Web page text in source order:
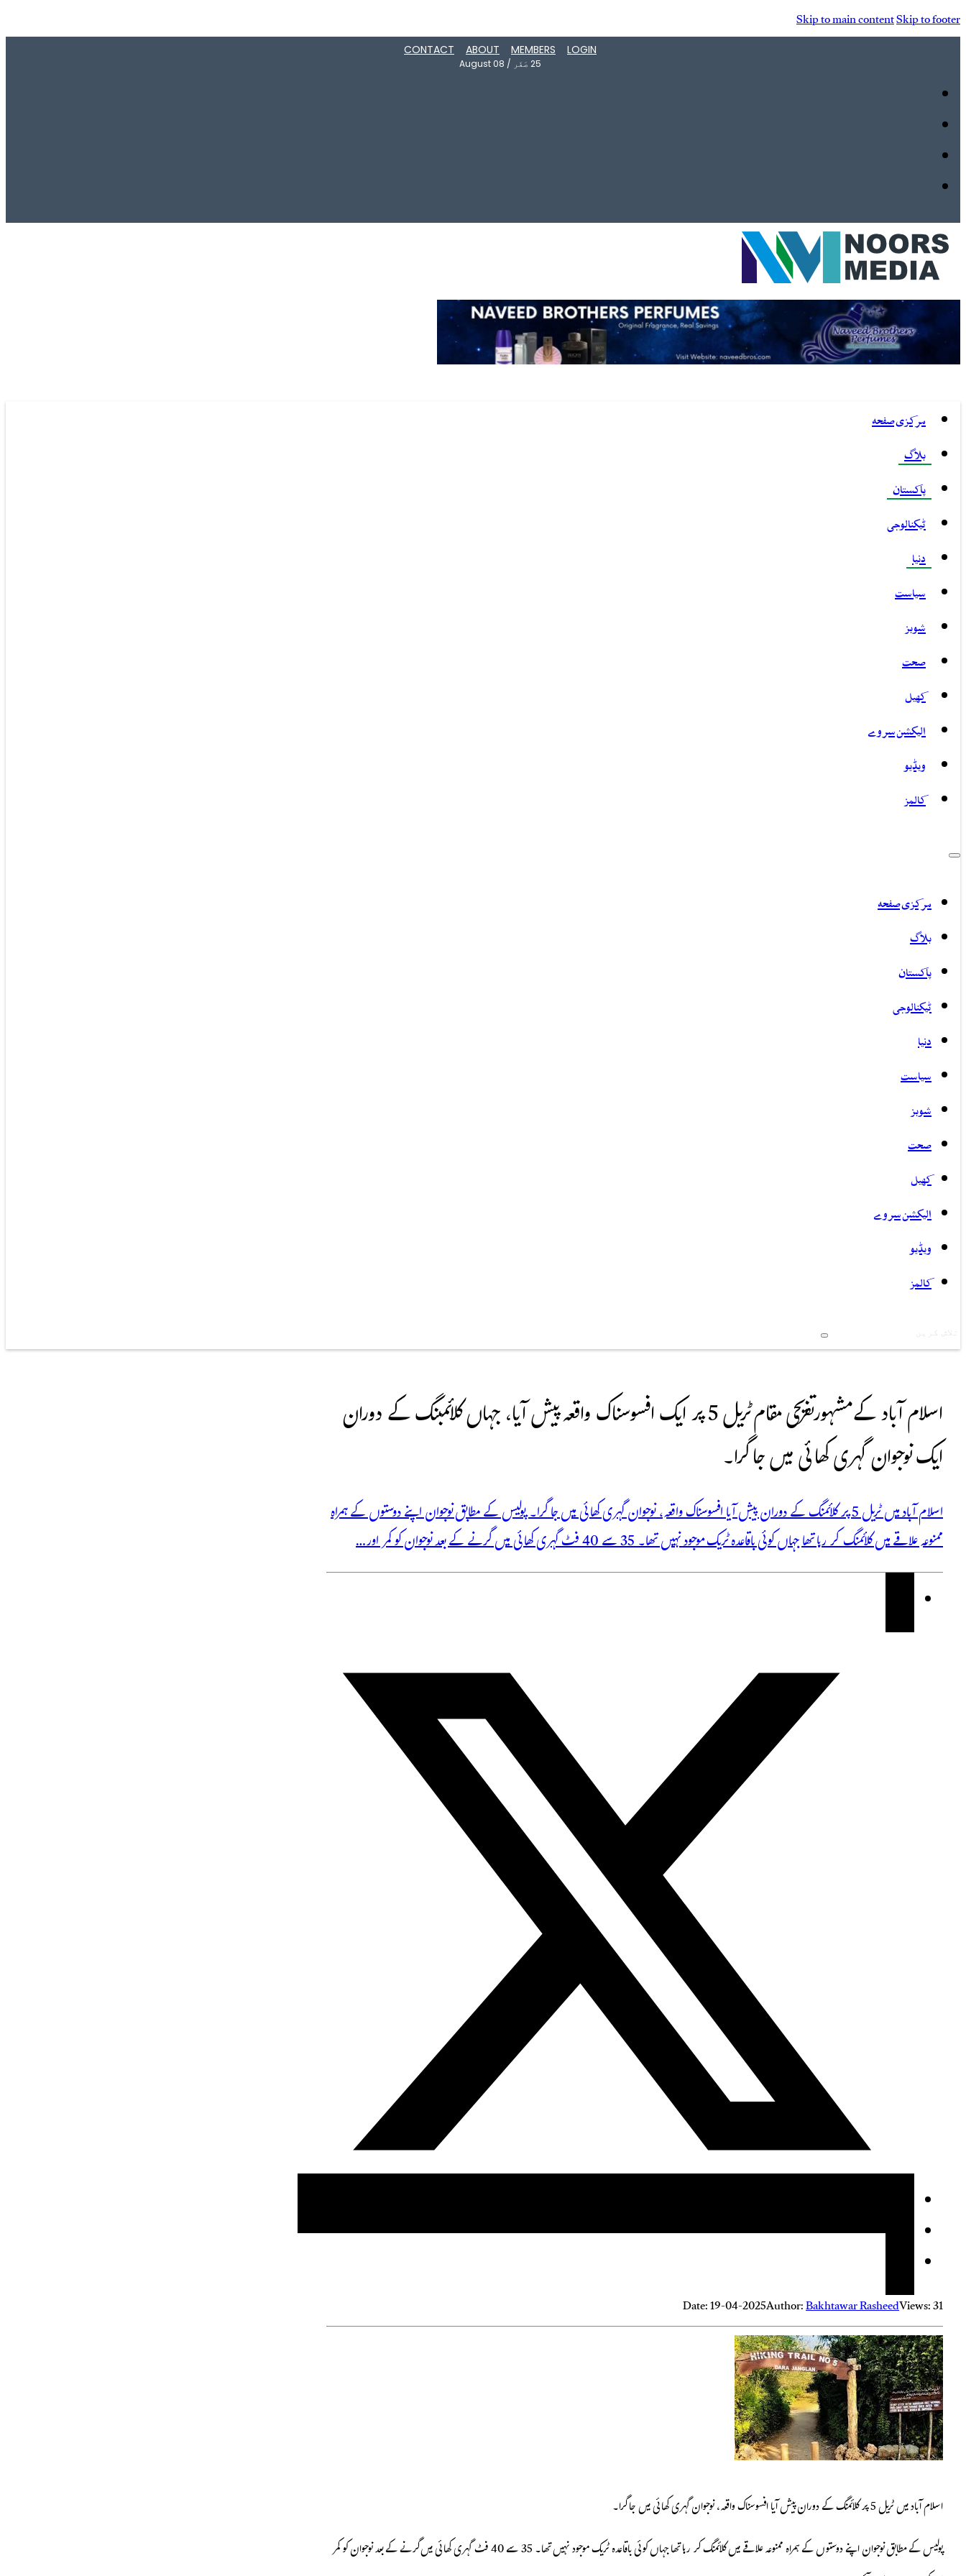
Skip to main contentSkip to footer
LOGIN
MEMBERS
ABOUT
CONTACT
25 صَفَر /
August 08
مرکزی صفحہ
بلاگ
پاکستان
ٹیکنالوجی
دنیا
سیاست
شوبز
صحت
کھیل
الیکشن سروے
ویڈیو
کالمز
مرکزی صفحہ
بلاگ
پاکستان
ٹیکنالوجی
دنیا
سیاست
شوبز
صحت
کھیل
الیکشن سروے
ویڈیو
کالمز
Search
اسلام آباد کے مشہور تفریحی مقام ٹریل 5 پر ایک افسوسناک واقعہ پیش آیا، جہاں کلائمبنگ کے دوران
ایک نوجوان گہری کھائی میں جا گرا۔
اسلام آباد میں ٹریل 5 پر کلائمنگ کے دوران پیش آیا افسوسناک واقعہ، نوجوان گہری کھائی میں جا گرا۔ پولیس کے مطابق نوجوان اپنے دوستوں کے ہمراہ
ممنوعہ علاقے میں کلائمنگ کر رہا تھا جہاں کوئی باقاعدہ ٹریک موجود نہیں تھا۔ 35 سے 40 فٹ گہری کھائی میں گرنے کے بعد نوجوان کو کمر اور…
Date: 19-04-2025Author:Bakhtawar RasheedViews: 31
اسلام آباد میں ٹریل 5 پر کلائمنگ کے دوران پیش آیا افسوسناک واقعہ، نوجوان گہری کھائی میں جا گرا۔
پولیس کے مطابق نوجوان اپنے دوستوں کے ہمراہممنوعہ علاقے میں کلائمنگکر رہا تھا جہاں کوئی باقاعدہ ٹریک موجود نہیں تھا۔35 سے 40 فٹ گہری کھائی میں گرنے کے بعد نوجوان کوکمر